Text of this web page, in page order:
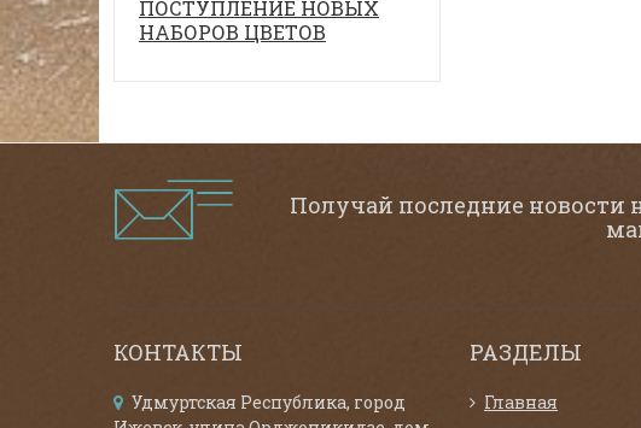
ПОСТУПЛЕНИЕ НОВЫХ
НАБОРОВ ЦВЕТОВ
Получай последние новости
КОНТАКТЫ
Удмуртская Республика, город
РАЗДЕЛЫ
Главная